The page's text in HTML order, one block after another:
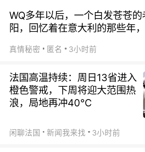
WQ多年以后，一个白发苍苍
阳，回忆着在意大利的那些年
真情秘密 匿名 3小时前
法国高温持续：周日13省进入
橙色警戒，下周将迎大范围热
浪，局地再冲40℃
闲聊法国 新闻我来找 3小时前